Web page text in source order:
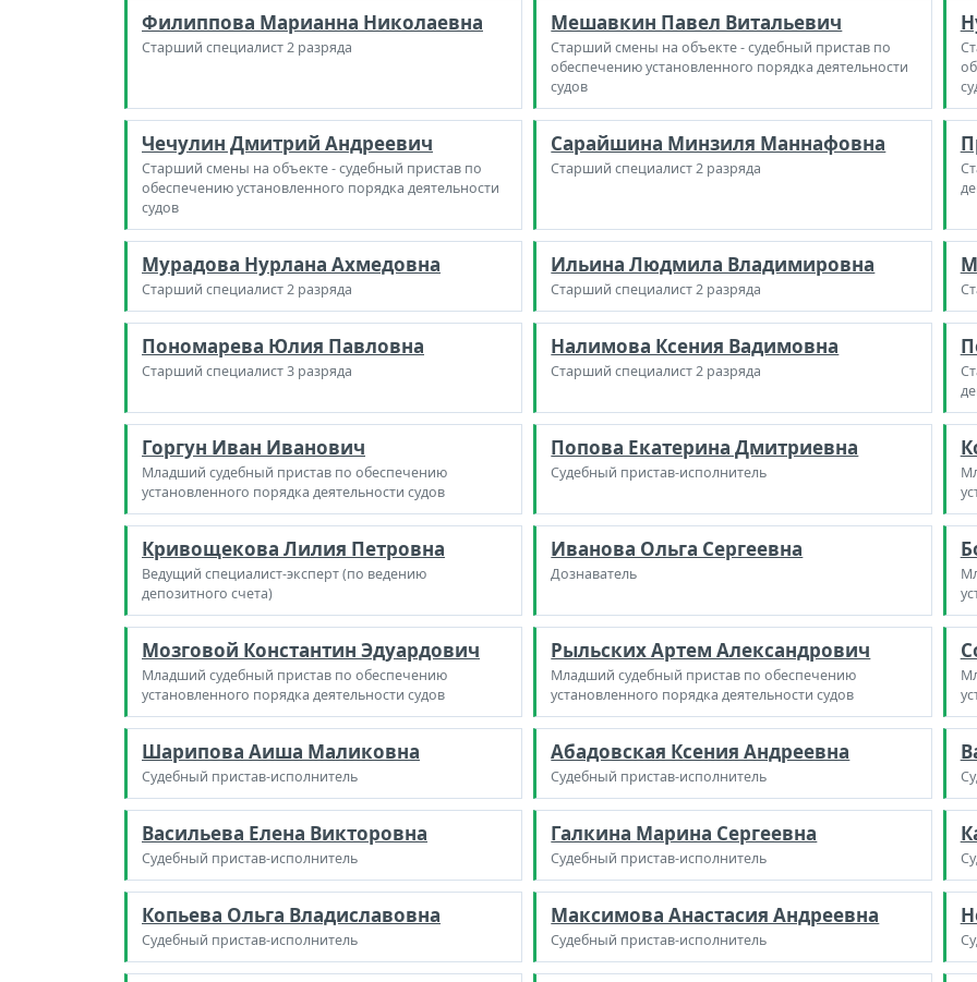
Филиппова Марианна Николаевна
Старший специалист 2 разряда
Мешавкин Павел Витальевич
Старший смены на объекте - судебный пристав по
обеспечению установленного порядка деятельности
судов
Чечулин Дмитрий Андреевич
Старший смены на объекте - судебный пристав по
обеспечению установленного порядка деятельности
судов
Сарайшина Минзиля Маннафовна
Старший специалист 2 разряда
Мурадова Нурлана Ахмедовна
Старший специалист 2 разряда
Ильина Людмила Владимировна
Старший специалист 2 разряда
Пономарева Юлия Павловна
Старший специалист 3 разряда
Налимова Ксения Вадимовна
Старший специалист 2 разряда
Горгун Иван Иванович
Младший судебный пристав по обеспечению
установленного порядка деятельности судов
Попова Екатерина Дмитриевна
Судебный пристав-исполнитель
Кривощекова Лилия Петровна
Ведущий специалист-эксперт (по ведению
депозитного счета)
Иванова Ольга Сергеевна
Дознаватель
Мозговой Константин Эдуардович
Младший судебный пристав по обеспечению
установленного порядка деятельности судов
Рыльских Артем Александрович
Младший судебный пристав по обеспечению
установленного порядка деятельности судов
Шарипова Аиша Маликовна
Судебный пристав-исполнитель
Абадовская Ксения Андреевна
Судебный пристав-исполнитель
Васильева Елена Викторовна
Судебный пристав-исполнитель
Галкина Марина Сергеевна
Судебный пристав-исполнитель
Копьева Ольга Владиславовна
Судебный пристав-исполнитель
Максимова Анастасия Андреевна
Судебный пристав-исполнитель